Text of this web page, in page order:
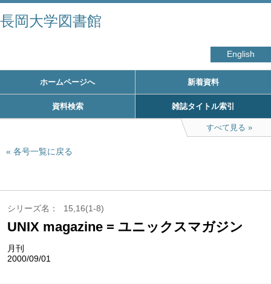
長岡大学図書館
English
ホームページへ 新着資料
資料検索 雑誌タイトル索引
すべて見る
各号一覧に戻る
シリーズ名 15,16(1-8)
UNIX magazine = ユニックスマガジン
月刊
2000/09/01